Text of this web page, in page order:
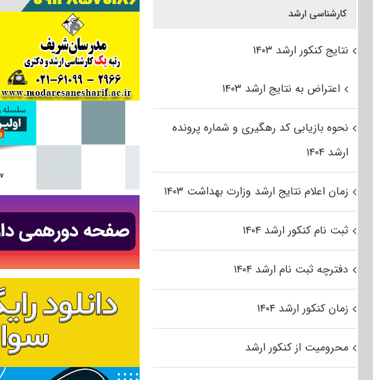
کارشناسی ارشد
نتایج کنکور ارشد ۱۴۰۳
اعتراض به نتایج ارشد ۱۴۰۳
نحوه بازیابی کد رهگیری و شماره پرونده
ارشد ۱۴۰۴
زمان اعلام نتایج ارشد وزارت بهداشت ۱۴۰۳
ثبت نام کنکور ارشد ۱۴۰۴
دفترچه ثبت نام ارشد ۱۴۰۴
زمان کنکور ارشد ۱۴۰۴
محرومیت از کنکور ارشد